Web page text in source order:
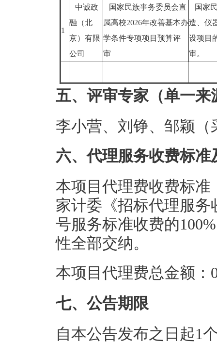
1
中诚政
融（北
京）有限
公司
国家民族事务委员会直
属高校2026年改善基本办
学条件专项项目预算评
审
国家
造、仪
设项目
审。
五、评审专家（单一
李小营、刘铮、邹颖（
六、代理服务收费标准
本项目代理费收费标
家计委《招标代理服务
号服务标准收费的
性全部交纳。
本项目代理费总金额：
七、公告期限
自本公告发布之日起1